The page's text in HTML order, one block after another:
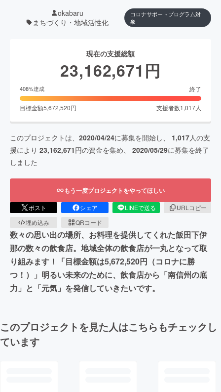
okabaru
まちづくり・地域活性化
コロナサポートプログラム対
象
現在の支援総額
23,162,671 円
408%達成 終了
目標金額5,672,520円 支援者数1,017人
このプロジェクトは、 2020/04/24に募集を開始し、 1,017人の支
援により 23,162,671円の資金を集め、 2020/05/29に募集を終了
しました
もう一度プロジェクトをやってほしい
ポスト シェア LINEで送る
URLコピー
埋め込み
QRコード
数々の思い出の場所、お料理を提供してくれた飯田下伊
那の数々の飲食店。地域全体の飲食店が一丸となって取
り組みます！「目標金額は5,672,520円（コロナに勝
つ！）」明るい未来のために、飲食店から「南信州の底
力」と「元気」を発信していきたいです。
このプロジェクトを見た人はこちらもチェックし
ています